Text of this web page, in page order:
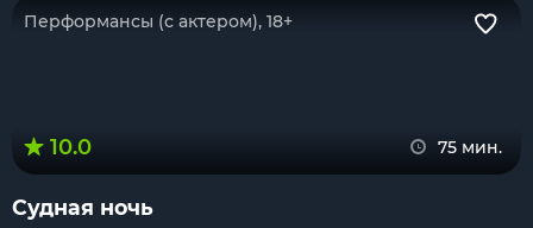
Перформансы (с актером), 18+
10.0 75 мин.
Судная ночь